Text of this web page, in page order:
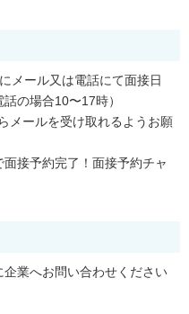
メール又は電話にて面接日
の場合10〜17時）
メールを受け取れるようお願
接予約完了！面接予約チャ
業へお問い合わせください